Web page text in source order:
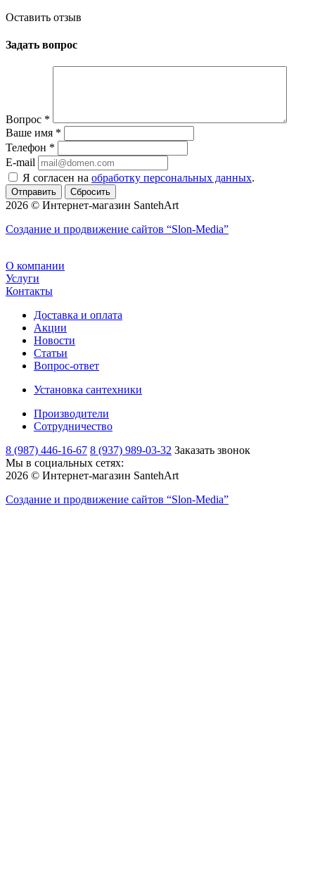
Оставить отзыв
Задать вопрос
Вопрос *
Ваше имя *
Телефон *
E-mail
Я согласен на обработку персональных данных.
Сбросить
2026 © Интернет-магазин SantehArt
Создание и продвижение сайтов “Slon-Media”
О компании
Услуги
Контакты
Доставка и оплата
Акции
Новости
Статьи
Вопрос-ответ
Установка сантехники
Производители
Сотрудничество
8 (987) 446-16-67 8 (937) 989-03-32 Заказать звонок
Мы в социальных сетях:
2026 © Интернет-магазин SantehArt
Создание и продвижение сайтов “Slon-Media”